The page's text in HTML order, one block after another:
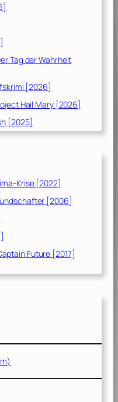
Tag der Wahrheit
[2026]
Hail Mary [2026]
[2025]
Krise [2022]
[2006]
Future [2017]